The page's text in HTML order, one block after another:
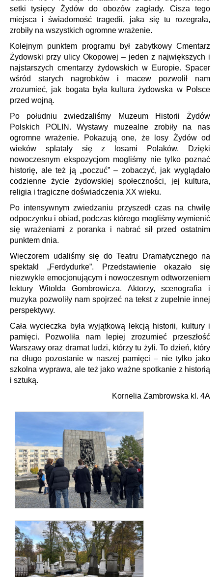
setki tysięcy Żydów do obozów zagłady. Cisza tego
miejsca i świadomość tragedii, jaka się tu rozegrała,
zrobiły na wszystkich ogromne wrażenie.
Kolejnym punktem programu był zabytkowy Cmentarz
Żydowski przy ulicy Okopowej – jeden z największych i
najstarszych cmentarzy żydowskich w Europie. Spacer
wśród starych nagrobków i macew pozwolił nam
zrozumieć, jak bogata była kultura żydowska w Polsce
przed wojną.
Po południu zwiedzaliśmy Muzeum Historii Żydów
Polskich POLIN. Wystawy muzealne zrobiły na nas
ogromne wrażenie. Pokazują one, że losy Żydów od
wieków splatały się z losami Polaków. Dzięki
nowoczesnym ekspozycjom mogliśmy nie tylko poznać
historię, ale też ją „poczuć” – zobaczyć, jak wyglądało
codzienne życie żydowskiej społeczności, jej kultura,
religia i tragiczne doświadczenia XX wieku.
Po intensywnym zwiedzaniu przyszedł czas na chwilę
odpoczynku i obiad, podczas którego mogliśmy wymienić
się wrażeniami z poranka i nabrać sił przed ostatnim
punktem dnia.
Wieczorem udaliśmy się do Teatru Dramatycznego na
spektakl „Ferdydurke”. Przedstawienie okazało się
niezwykle emocjonującym i nowoczesnym odtworzeniem
lektury Witolda Gombrowicza. Aktorzy, scenografia i
muzyka pozwoliły nam spojrzeć na tekst z zupełnie innej
perspektywy.
Cała wycieczka była wyjątkową lekcją historii, kultury i
pamięci. Pozwoliła nam lepiej zrozumieć przeszłość
Warszawy oraz dramat ludzi, którzy tu żyli. To dzień, który
na długo pozostanie w naszej pamięci – nie tylko jako
szkolna wyprawa, ale też jako ważne spotkanie z historią
i sztuką.
Kornelia Zambrowska kl. 4A